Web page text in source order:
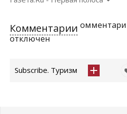
Комментарии
отключен
Subscribe. Туризм